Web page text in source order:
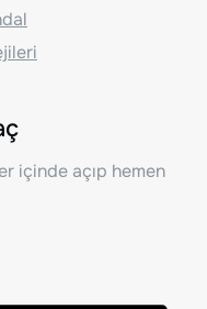
içinde açıp hemen